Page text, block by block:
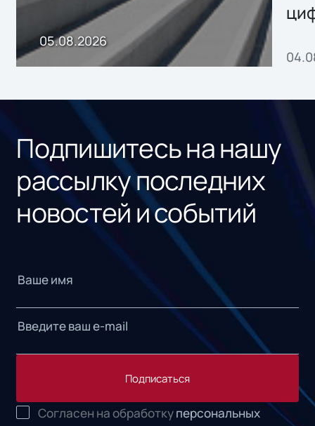
05.08.2026
Подпишитесь на нашу
рассылку последних
новостей и событий
Подписаться
Согласен на обработкуперсональных